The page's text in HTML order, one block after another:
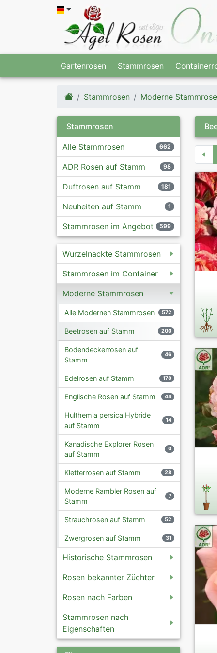
Gartenrosen Stammrosen
Stammrosen Moderne
Stammrosen
Alle Stammrosen 662
ADR Rosen auf Stamm 98
Duftrosen auf Stamm 181
Neuheiten auf Stamm 1
Stammrosen im Angebot 599
Wurzelnackte Stammrosen
Stammrosen im Container
Moderne Stammrosen
Alle Modernen Stammrosen 572
Beetrosen auf Stamm 200
Bodendeckerrosen auf
Stamm
46
Edelrosen auf Stamm 178
Englische Rosen auf Stamm 44
Hulthemia persica Hybride
auf Stamm
14
Kanadische Explorer Rosen
auf Stamm
0
Kletterrosen auf Stamm 28
Moderne Rambler Rosen auf
Stamm
7
Strauchrosen auf Stamm 52
Zwergrosen auf Stamm 31
Historische Stammrosen
Rosen bekannter Züchter
Rosen nach Farben
Stammrosen nach
Eigenschaften